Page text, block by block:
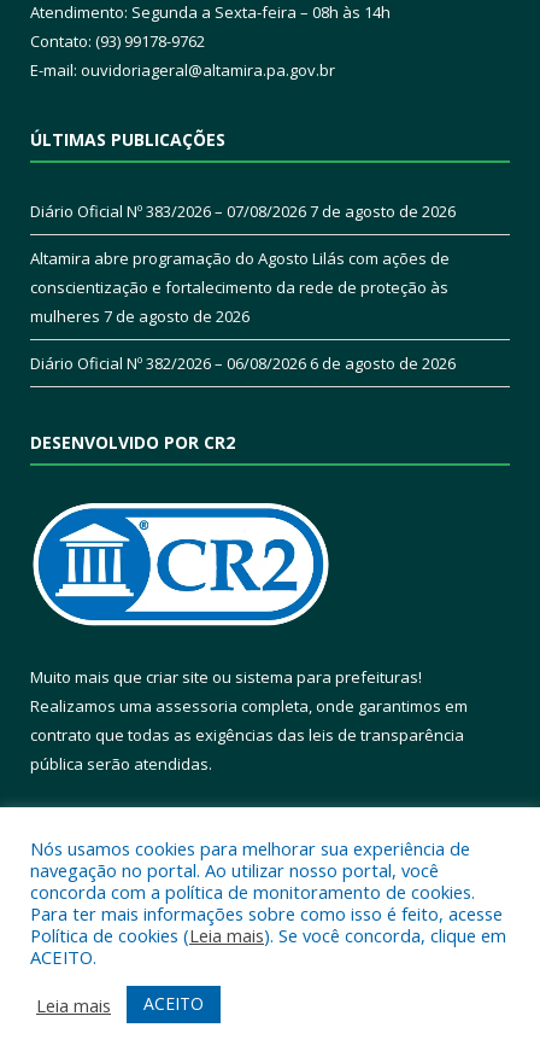
Atendimento: Segunda a Sexta-feira – 08h às 14h
Contato: (93) 99178-9762
E-mail: ouvidoriageral@altamira.pa.gov.br
ÚLTIMAS PUBLICAÇÕES
Diário Oficial Nº 383/2026 – 07/08/20267 de agosto de 2026
Altamira abre programação do Agosto Lilás com ações de
conscientização e fortalecimento da rede de proteção às
mulheres 7 de agosto de 2026
Diário Oficial Nº 382/2026 – 06/08/20266 de agosto de 2026
DESENVOLVIDO POR CR2
Muito mais que criar site ou sistema para prefeituras!
Realizamos uma assessoria completa, onde garantimos em
contrato que todas as exigências das leis de transparência
pública serão atendidas.
Todos os direitos reservados a Prefeitura Municipal de Altamira.
Mapa do Site
Acessar Área Administrativa
Acessar Webmail
Nós usamos cookies para melhorar sua experiência de
navegação no portal. Ao utilizar nosso portal, você
concorda com a política de monitoramento de cookies.
Para ter mais informações sobre como isso é feito, acesse
Política de cookies (Leia mais). Se você concorda, clique em
ACEITO.
Leia mais
ACEITO